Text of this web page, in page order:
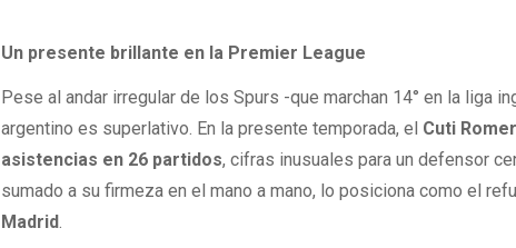
Un presente brillante en la Premier League
Pese al andar irregular de los Spurs -que marchan 14° en la liga
argentino es superlativo. En la presente temporada, el Cuti
asistencias en 26 partidos, cifras inusuales para un defensor
sumado a su firmeza en el mano a mano, lo posiciona como el
Madrid.